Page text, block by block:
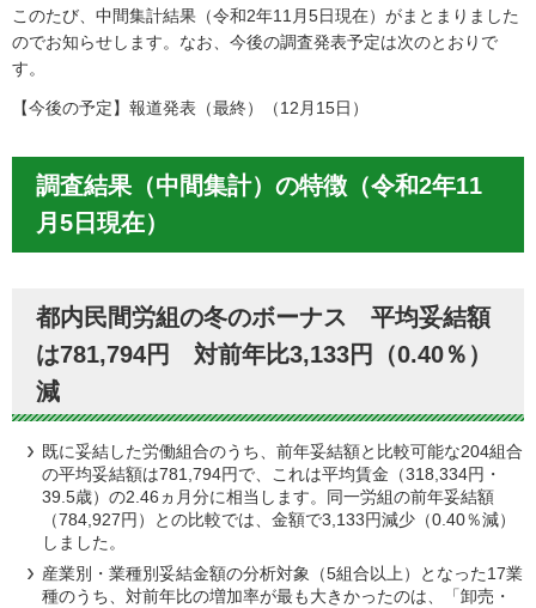
このたび、中間集計結果（令和2年11月5日現在）がまとまりました
のでお知らせします。なお、今後の調査発表予定は次のとおりで
す。
【今後の予定】報道発表（最終）（12月15日）
調査結果（中間集計）の特徴（令和2年11
月5日現在）
都内民間労組の冬のボーナス 平均妥結額
は781,794円 対前年比3,133円（0.40％）
減
既に妥結した労働組合のうち、前年妥結額と比較可能な204組合
の平均妥結額は781,794円で、これは平均賃金（318,334円・
39.5歳）の2.46ヵ月分に相当します。同一労組の前年妥結額
（784,927円）との比較では、金額で3,133円減少（0.40％減）
しました。
産業別・業種別妥結金額の分析対象（5組合以上）となった17業
種のうち、対前年比の増加率が最も大きかったのは、「卸売・